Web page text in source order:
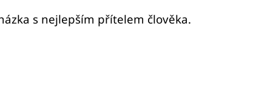
s nejlepším přítelem člověka.